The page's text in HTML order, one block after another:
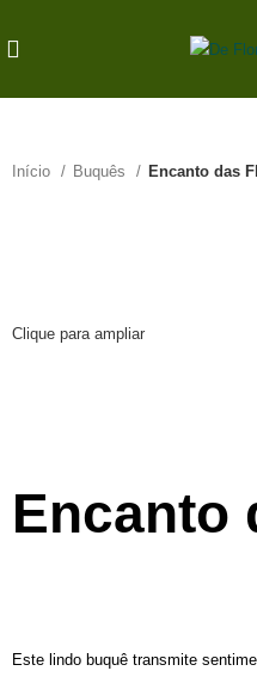
Início Buquês Encanto das
Clique para ampliar
Encanto
Este lindo buquê transmite